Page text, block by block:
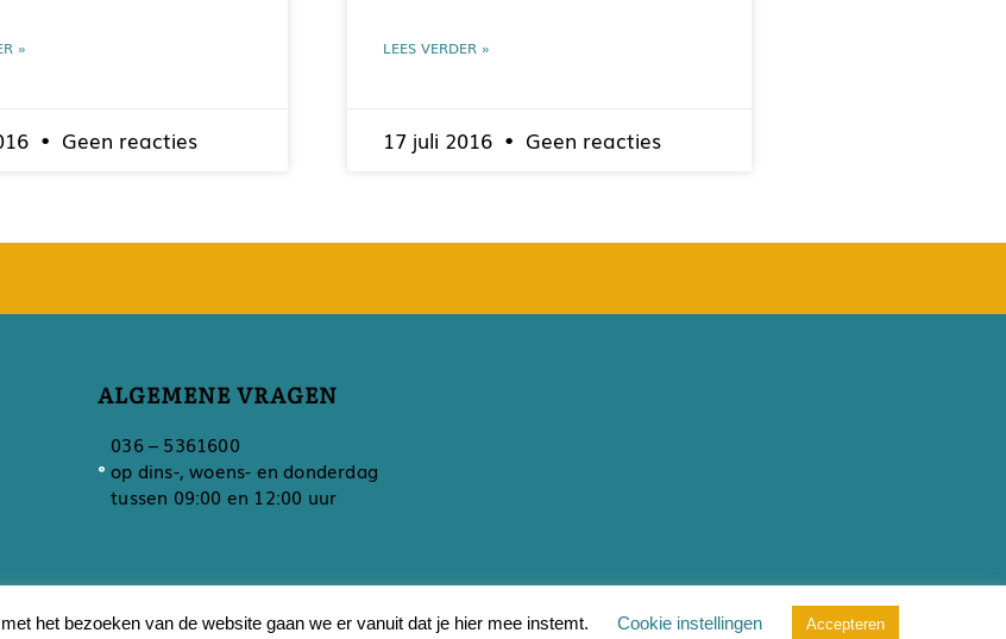
»
Geen reacties
LEES VERDER »
17 juli 2016 Geen reacties
ALGEMENE VRAGEN
036 – 5361600
op dins-, woens- en donderdag
tussen 09:00 en 12:00 uur
Ontwikkeling doorDeveloping
het bezoeken van de website gaan we er vanuit dat je hier mee instemt. Cookie instellingen Accepteren